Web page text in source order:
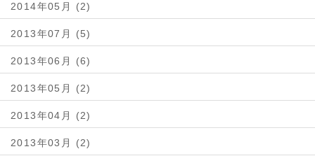
2014年05月 (2)
2013年07月 (5)
2013年06月 (6)
2013年05月 (2)
2013年04月 (2)
2013年03月 (2)